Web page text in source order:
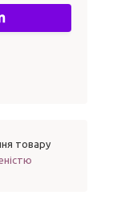
товару